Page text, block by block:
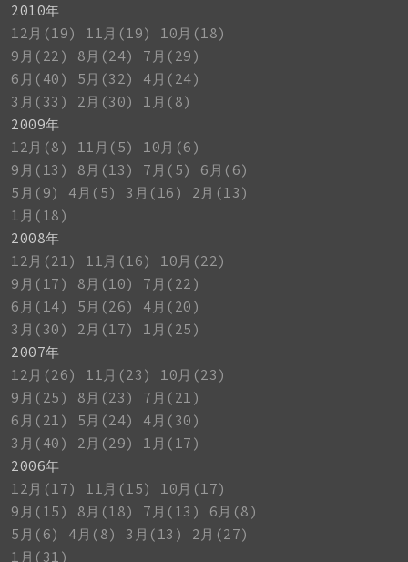
2010年
12月(19)
11月(19)
10月(18)
9月(22)
8月(24)
7月(29)
6月(40)
5月(32)
4月(24)
3月(33)
2月(30)
1月(8)
2009年
12月(8)
11月(5)
10月(6)
9月(13)
8月(13) 7月(5)
6月(6)
5月(9)
4月(5) 3月(16)
2月(13)
1月(18)
2008年
12月(21)
11月(16)
10月(22)
9月(17)
8月(10)
7月(22)
6月(14)
5月(26)
4月(20)
3月(30)
2月(17)
1月(25)
2007年
12月(26)
11月(23)
10月(23)
9月(25)
8月(23)
7月(21)
6月(21)
5月(24)
4月(30)
3月(40)
2月(29)
1月(17)
2006年
12月(17)
11月(15)
10月(17)
9月(15)
8月(18) 7月(13)
6月(8)
5月(6)
4月(8) 3月(13)
2月(27)
1月(31)